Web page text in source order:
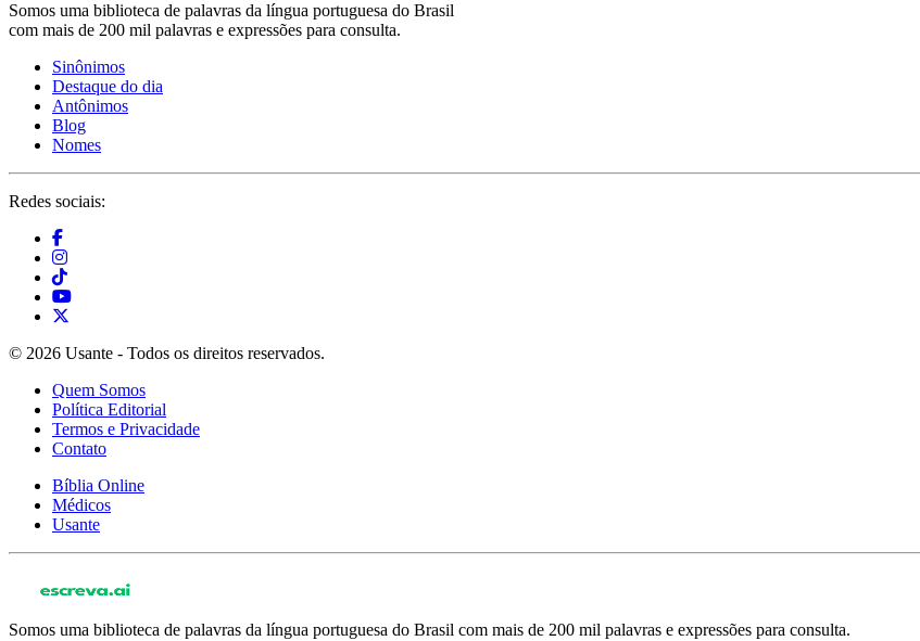
Somos uma biblioteca de palavras da língua portuguesa do Brasil
com mais de 200 mil palavras e expressões para consulta.
Sinônimos
Destaque do dia
Antônimos
Blog
Nomes
Redes sociais:
© 2026 Usante - Todos os direitos reservados.
Quem Somos
Política Editorial
Termos e Privacidade
Contato
Bíblia Online
Médicos
Usante
Somos uma biblioteca de palavras da língua portuguesa do Brasil com mais de 200 mil palavras e expressões para consulta.